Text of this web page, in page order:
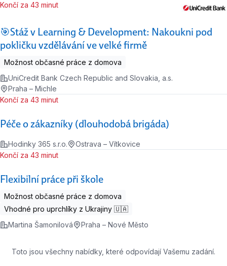
🎯Stáž v Learning & Development: Nakoukni pod
pokličku vzdělávání ve velké firmě
Končí za 43 minut
Možnost občasné práce z domova
UniCredit Bank Czech Republic and Slovakia, a.s.
Praha – Michle
Péče o zákazníky (dlouhodobá brigáda)
Končí za 43 minut
Hodinky 365 s.r.o. Ostrava – Vítkovice
Flexibilní práce při škole
Končí za 43 minut
Možnost občasné práce z domova
Vhodné pro uprchlíky z Ukrajiny 🇺🇦
Martina Šamonilová
Praha – Nové Město
Toto jsou všechny nabídky, které odpovídají Vašemu zadání.